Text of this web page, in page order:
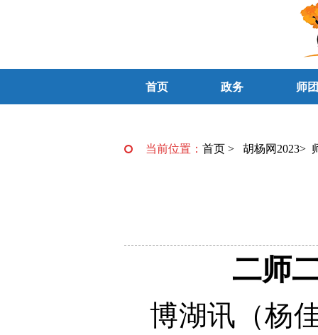
首页 政务 师
当前位置： 首页 > 胡杨网2023>
二师
博湖讯（杨